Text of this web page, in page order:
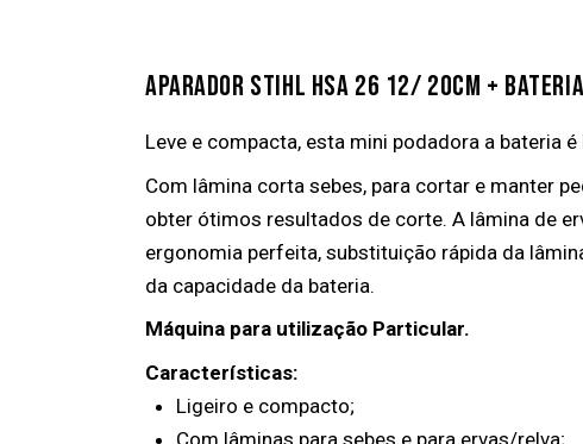
APARADOR STIHL HSA 26 12/ 20CM +
Leve e compacta, esta mini podadora a bateria
Com lâmina corta sebes, para cortar e manter
obter ótimos resultados de corte. A lâmina de
ergonomia perfeita, substituição rápida da
da capacidade da bateria.
Máquina para utilização Particular.
Características:
Ligeiro e compacto;
Com lâminas para sebes e para ervas/relva;